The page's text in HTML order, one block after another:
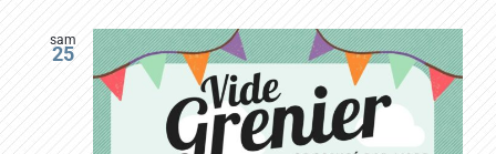
sam
25